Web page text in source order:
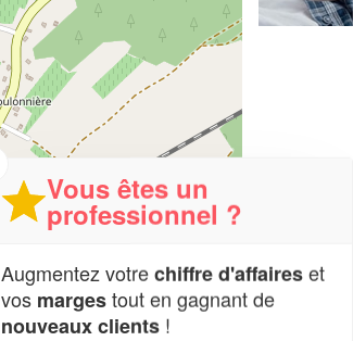
Vous êtes un
professionnel ?
Augmentez votrechiffre d'affaireset
vos margestout en gagnant de
nouveaux clients !